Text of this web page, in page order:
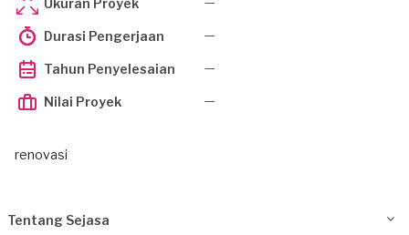
Ukuran Proyek
Durasi Pengerjaan —
Tahun Penyelesaian —
Nilai Proyek —
renovasi
Tentang Sejasa